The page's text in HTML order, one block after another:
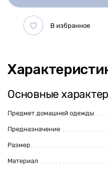
Основные
Предмет домашней одежды
Предназначение
Размер
Материал